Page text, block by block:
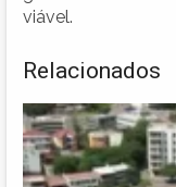
viável.
Relacionados